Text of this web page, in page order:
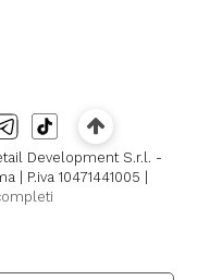
Development S.r.l. -
| P.iva 10471441005 |